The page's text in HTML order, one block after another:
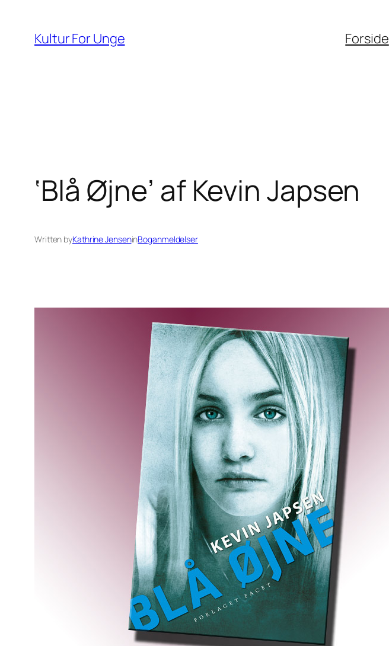
indhold
Kultur For Unge Forside
‘Blå Øjne’ af Kevin Japsen
Written byKathrine JenseninBoganmeldelser